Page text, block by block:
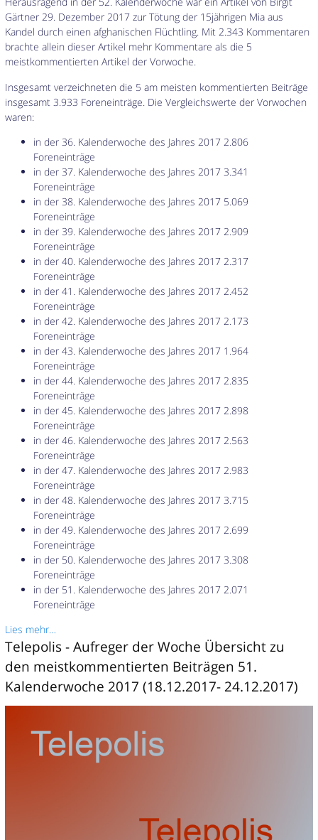
Gärtner 29. Dezember 2017 zur Tötung der 15jährigen Mia aus
Kandel durch einen afghanischen Flüchtling. Mit 2.343 Kommentaren
brachte allein dieser Artikel mehr Kommentare als die 5
meistkommentierten Artikel der Vorwoche.
Insgesamt verzeichneten die 5 am meisten kommentierten Beiträge
insgesamt 3.933 Foreneinträge. Die Vergleichswerte der Vorwochen
waren:
in der 36. Kalenderwoche des Jahres 2017 2.806
Foreneinträge
in der 37. Kalenderwoche des Jahres 2017 3.341
Foreneinträge
in der 38. Kalenderwoche des Jahres 2017 5.069
Foreneinträge
in der 39. Kalenderwoche des Jahres 2017 2.909
Foreneinträge
in der 40. Kalenderwoche des Jahres 2017 2.317
Foreneinträge
in der 41. Kalenderwoche des Jahres 2017 2.452
Foreneinträge
in der 42. Kalenderwoche des Jahres 2017 2.173
Foreneinträge
in der 43. Kalenderwoche des Jahres 2017 1.964
Foreneinträge
in der 44. Kalenderwoche des Jahres 2017 2.835
Foreneinträge
in der 45. Kalenderwoche des Jahres 2017 2.898
Foreneinträge
in der 46. Kalenderwoche des Jahres 2017 2.563
Foreneinträge
in der 47. Kalenderwoche des Jahres 2017 2.983
Foreneinträge
in der 48. Kalenderwoche des Jahres 2017 3.715
Foreneinträge
in der 49. Kalenderwoche des Jahres 2017 2.699
Foreneinträge
in der 50. Kalenderwoche des Jahres 2017 3.308
Foreneinträge
in der 51. Kalenderwoche des Jahres 2017 2.071
Foreneinträge
Lies mehr…
Telepolis - Aufreger der Woche Übersicht zu
den meistkommentierten Beiträgen 51.
Kalenderwoche 2017 (18.12.2017- 24.12.2017)